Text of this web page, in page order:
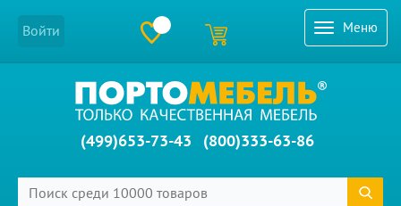
Меню
Войти
(499)653-73-43 (800)333-63-86